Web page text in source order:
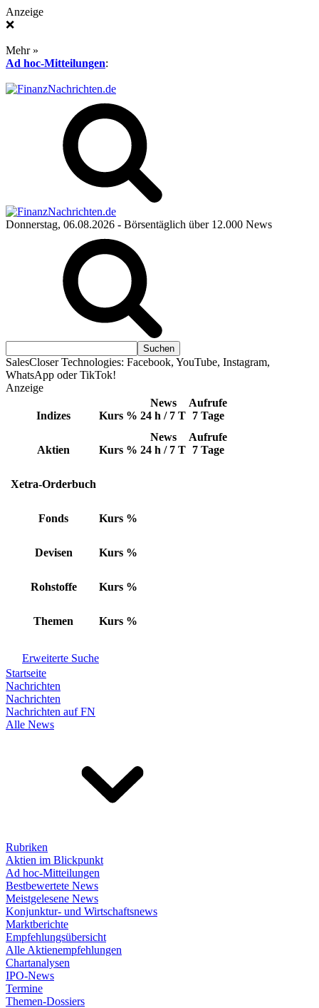
Anzeige
❌
Mehr »
Ad hoc-Mitteilungen:
Donnerstag, 06.08.2026 - Börsentäglich über 12.000 News
SalesCloser Technologies: Facebook, YouTube, Instagram,
WhatsApp oder TikTok!
Anzeige
Indizes Kurs %
News
24 h / 7 T
Aufrufe
7 Tage
Aktien Kurs %
News
24 h / 7 T
Aufrufe
7 Tage
Xetra-Orderbuch
Fonds Kurs %
Devisen Kurs %
Rohstoffe Kurs %
Themen Kurs %
Erweiterte Suche
Startseite
Nachrichten
Nachrichten
Nachrichten auf FN
Alle News
Rubriken
Aktien im Blickpunkt
Ad hoc-Mitteilungen
Bestbewertete News
Meistgelesene News
Konjunktur- und Wirtschaftsnews
Marktberichte
Empfehlungsübersicht
Alle Aktienempfehlungen
Chartanalysen
IPO-News
Termine
Themen-Dossiers